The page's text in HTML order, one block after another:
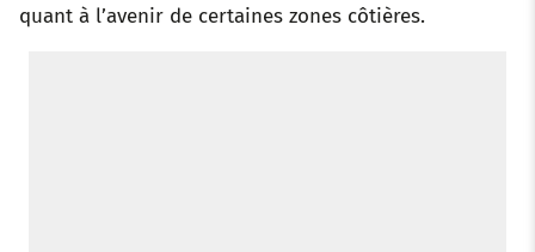
quant à l’avenir de certaines zones côtières.